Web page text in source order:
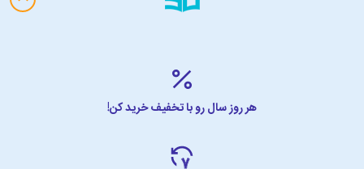
هر روز سال رو با تخفیف خرید کن!